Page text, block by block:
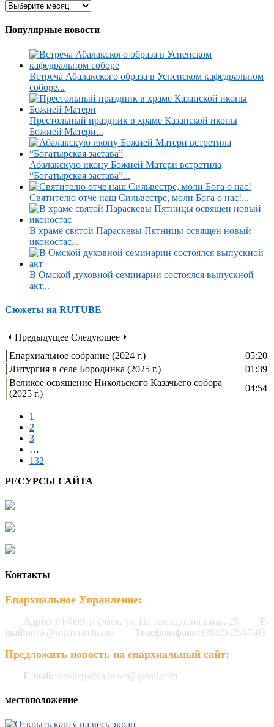
Популярные новости
Встреча Абалакского образа в Успенском кафедральном
соборе...
Престольный праздник в храме Казанской иконы
Божией Матери...
Абалакскую икону Божией Матери встретила
“Богатырская застава”...
Святителю отче наш Сильвестре, моли Бога о нас!...
В храме святой Параскевы Пятницы освящен новый
иконостас...
В Омской духовной семинарии состоялся выпускной
акт...
Сюжеты на RUTUBE
⏴ Предыдущее Следующее ⏵
Епархиальное собрание (2024 г.)
05:20
Литургия в селе Бородинка (2025 г.)
01:39
Великое освящение Никольского Казачьего собора
(2025 г.)
04:54
1
2
3
…
132
РЕСУРСЫ САЙТА
Контакты
Епархиальное Управление:
Адрес: 644099, г. Омск, ул. Интернациональная, 25
E-
mail:omsk@mpatriarchia.ru Телефон-факс: (3812) 25-37-03
Предложить новость на епархиальный сайт:
E-mail: omskeparhia.news@gmail.com
местоположение